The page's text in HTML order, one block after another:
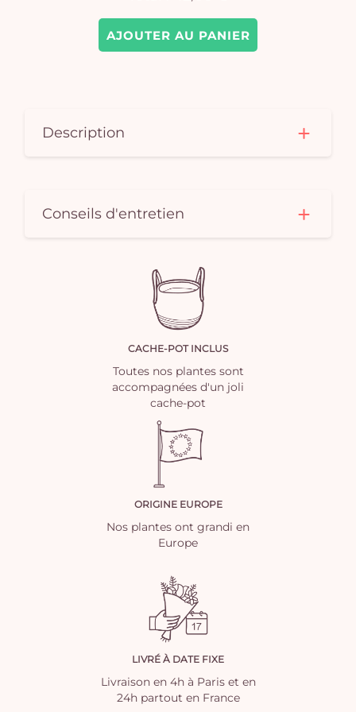
AJOUTER AU PANIER
Description
Conseils d'entretien
CACHE-POT INCLUS
Toutes nos plantes sont
accompagnées d'un joli
cache-pot
ORIGINE EUROPE
Nos plantes ont grandi en
Europe
LIVRÉ À DATE FIXE
Livraison en 4h à Paris et en
24h partout en France